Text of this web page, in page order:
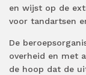
en wijst op de
voor tandartsen
De
overheid en met
de hoop dat de